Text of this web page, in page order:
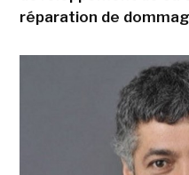
réparation de